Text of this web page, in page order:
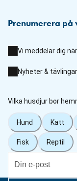
Prenumerera på
Vi meddelar dig
Nyheter & tävlingar
Vilka husdjur bor
Hund Katt
Fisk Reptil